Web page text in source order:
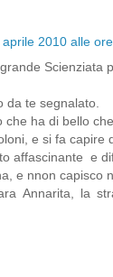
aprile 2010 alle
Scienziata
da te segnalato.
che ha di bello
e si fa capire
affascinante e
e nnon capisco
Annarita, la